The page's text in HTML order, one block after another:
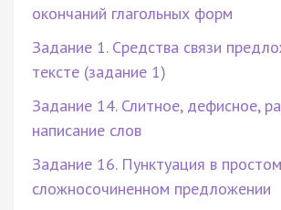
окончаний глагольных форм
Задание 1. Средства связи
тексте (задание 1)
Задание 14. Слитное, дефисное,
написание слов
Задание 16. Пунктуация в
сложносочиненном предложении